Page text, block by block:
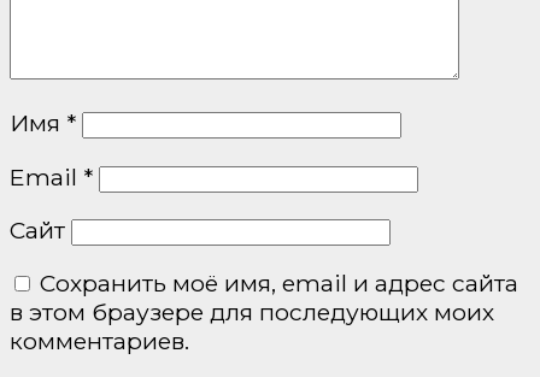
Имя *
Email *
Сайт
Сохранить моё имя, email и адрес сайта
в этом браузере для последующих моих
комментариев.